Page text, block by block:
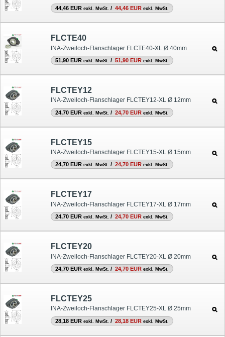
44,46 EUR exkl. MwSt. / 44,46 EUR exkl. MwSt.
FLCTE40
INA-Zweiloch-Flanschlager FLCTE40-XL Ø 40mm
51,90 EUR exkl. MwSt. / 51,90 EUR exkl. MwSt.
FLCTEY12
INA-Zweiloch-Flanschlager FLCTEY12-XL Ø 12mm
24,70 EUR exkl. MwSt. / 24,70 EUR exkl. MwSt.
FLCTEY15
INA-Zweiloch-Flanschlager FLCTEY15-XL Ø 15mm
24,70 EUR exkl. MwSt. / 24,70 EUR exkl. MwSt.
FLCTEY17
INA-Zweiloch-Flanschlager FLCTEY17-XL Ø 17mm
24,70 EUR exkl. MwSt. / 24,70 EUR exkl. MwSt.
FLCTEY20
INA-Zweiloch-Flanschlager FLCTEY20-XL Ø 20mm
24,70 EUR exkl. MwSt. / 24,70 EUR exkl. MwSt.
FLCTEY25
INA-Zweiloch-Flanschlager FLCTEY25-XL Ø 25mm
28,18 EUR exkl. MwSt. / 28,18 EUR exkl. MwSt.